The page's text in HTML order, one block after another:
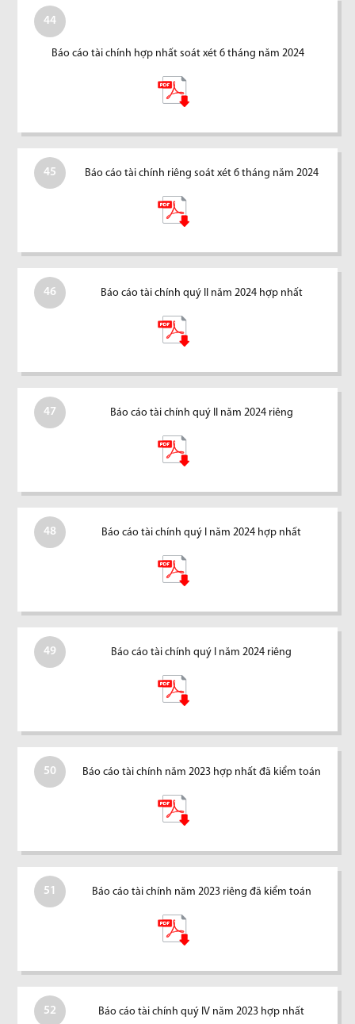
44
Báo cáo tài chính hợp nhất soát xét 6 tháng năm 2024
45 Báo cáo tài chính riêng soát xét 6 tháng năm 2024
46 Báo cáo tài chính quý II năm 2024 hợp nhất
47 Báo cáo tài chính quý II năm 2024 riêng
48 Báo cáo tài chính quý I năm 2024 hợp nhất
49 Báo cáo tài chính quý I năm 2024 riêng
50 Báo cáo tài chính năm 2023 hợp nhất đã kiểm toán
51 Báo cáo tài chính năm 2023 riêng đã kiểm toán
52 Báo cáo tài chính quý IV năm 2023 hợp nhất